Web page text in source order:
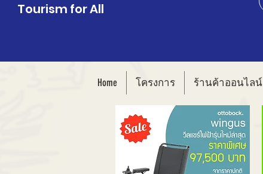
Tourism for All
Home โครงการ ร้านค้าออนไลน์